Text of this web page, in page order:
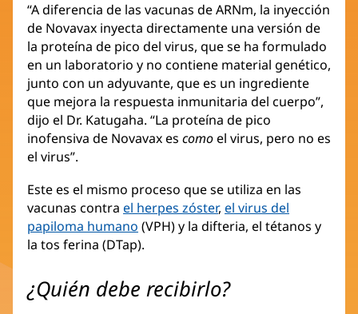
“A diferencia de las vacunas de ARNm, la inyección
de Novavax inyecta directamente una versión de
la proteína de pico del virus, que se ha formulado
en un laboratorio y no contiene material genético,
junto con un adyuvante, que es un ingrediente
que mejora la respuesta inmunitaria del cuerpo”,
dijo el Dr. Katugaha. “La proteína de pico
inofensiva de Novavax es comoel virus, pero no es
el virus”.
Este es el mismo proceso que se utiliza en las
vacunas contra el herpes zóster, el virus del
papiloma humano (VPH) y la difteria, el tétanos y
la tos ferina (DTap).
¿Quién debe recibirlo?